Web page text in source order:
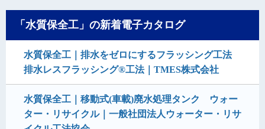
「水質保全工」の新着電子カタログ
水質保全工｜排水をゼロにするフラッシング工法
排水レスフラッシング®工法｜TMES株式会社
水質保全工｜移動式(車載)廃水処理タンク ウォー
ター・リサイクル｜一般社団法人ウォーター・リサ